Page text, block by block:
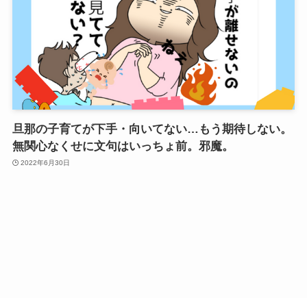
旦那の子育てが下手・向いてない…もう期待しない。
無関心なくせに文句はいっちょ前。邪魔。
2022年6月30日